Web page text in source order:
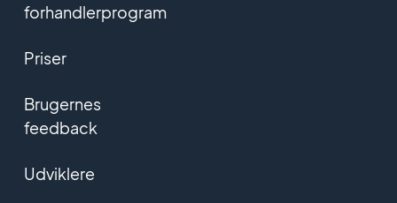
forhandlerprogram
Priser
Brugernes
feedback
Udviklere